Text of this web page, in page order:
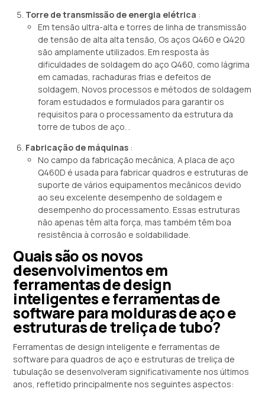
Torre de transmissão de energia elétrica :
Em tensão ultra-alta e torres de linha de transmissão
de tensão de alta alta tensão, Os aços Q460 e Q420
são amplamente utilizados. Em resposta às
dificuldades de soldagem do aço Q460, como lágrima
em camadas, rachaduras frias e defeitos de
soldagem, Novos processos e métodos de soldagem
foram estudados e formulados para garantir os
requisitos para o processamento da estrutura da
torre de tubos de aço. .
Fabricação de máquinas :
No campo da fabricação mecânica, A placa de aço
Q460D é usada para fabricar quadros e estruturas de
suporte de vários equipamentos mecânicos devido
ao seu excelente desempenho de soldagem e
desempenho do processamento. Essas estruturas
não apenas têm alta força, mas também têm boa
resistência à corrosão e soldabilidade.
Quais são os novos
desenvolvimentos em
ferramentas de design
inteligentes e ferramentas de
software para molduras de aço e
estruturas de treliça de tubo?
Ferramentas de design inteligente e ferramentas de
software para quadros de aço e estruturas de treliça de
tubulação se desenvolveram significativamente nos últimos
anos, refletido principalmente nos seguintes aspectos: